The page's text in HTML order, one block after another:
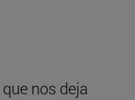
nos deja